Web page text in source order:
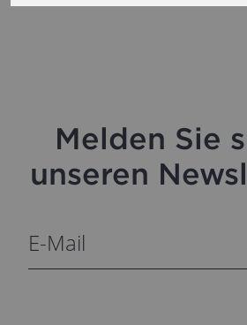
Melden Sie
unseren